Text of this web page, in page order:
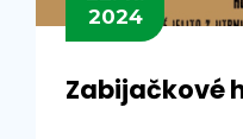
2024
Zabijačkové